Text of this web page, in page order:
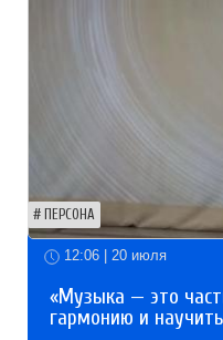
ПЕРСОНА
12:06 | 20 июля
«Музыка — это
гармонию и